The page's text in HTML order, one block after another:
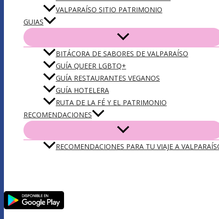
VALPARAÍSO SITIO PATRIMONIO
GUIAS
BITÁCORA DE SABORES DE VALPARAÍSO
GUÍA QUEER LGBTQ+
GUÍA RESTAURANTES VEGANOS
GUÍA HOTELERA
RUTA DE LA FÉ Y EL PATRIMONIO
RECOMENDACIONES
RECOMENDACIONES PARA TU VIAJE A